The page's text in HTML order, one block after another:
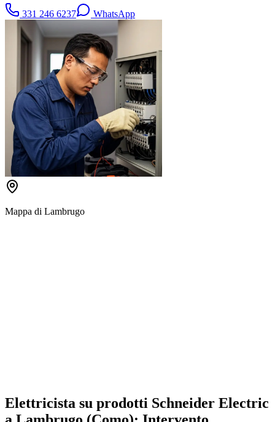
331 246 6237 WhatsApp
Mappa di Lambrugo
Elettricista su prodotti Schneider Electric